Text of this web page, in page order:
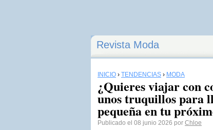
Revista Moda
INICIO › TENDENCIAS › MODA
¿Quieres viajar con
unos truquillos para
pequeña en tu
Publicado el 08 junio 2026 por Chloe